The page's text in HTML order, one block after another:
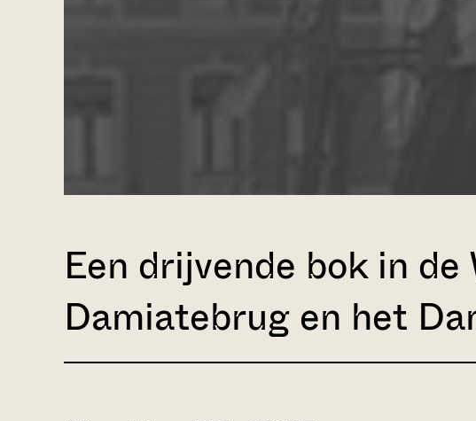
Een drijvende bok in
Damiatebrug en het